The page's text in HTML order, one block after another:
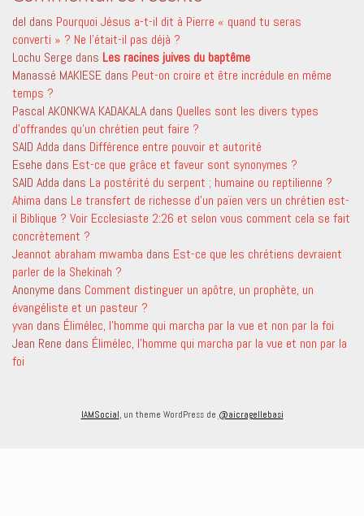
del dans Pourquoi Jésus a-t-il dit à Pierre « quand tu seras
converti » ? Ne l’était-il pas déjà ?
Lochu Serge dans Les racines juives du baptême
Manassé MAKIESE dans Peut-on croire et être incrédule en même
temps ?
Pascal AKONKWA KADAKALA dans Quelles sont les divers types
d’offrandes qu’un chrétien peut faire ?
SAID Adda dans Différence entre pouvoir et autorité
Esehe dans Est-ce que grâce et faveur sont synonymes ?
SAID Adda dans La postérité du serpent ; humaine ou reptilienne ?
Ahima dans Le transfert de richesse d’un païen vers un chrétien est-
il Biblique ? Voir Ecclesiaste 2:26 et selon vous comment cela se fait
concrètement ?
Jeannot abraham mwamba dans Est-ce que les chrétiens devraient
parler de la Shekinah ?
Anonyme dans Comment distinguer un apôtre, un prophète, un
évangéliste et un pasteur ?
yvan dans Élimélec, l’homme qui marcha par la vue et non par la foi
Jean Rene dans Élimélec, l’homme qui marcha par la vue et non par la
foi
IAMSocial , un theme WordPress de @aicragellebasi